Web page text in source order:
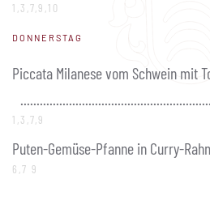
1,3,7,9,10
DONNERSTAG
Piccata Milanese vom Schwein mit
1,3,7,9
Puten-Gemüse-Pfanne in Curry-
6,7 9